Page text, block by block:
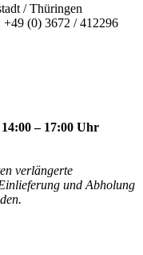
/ Thüringen
(0) 3672 / 412296
– 17:00 Uhr
verlängerte
und Abholung